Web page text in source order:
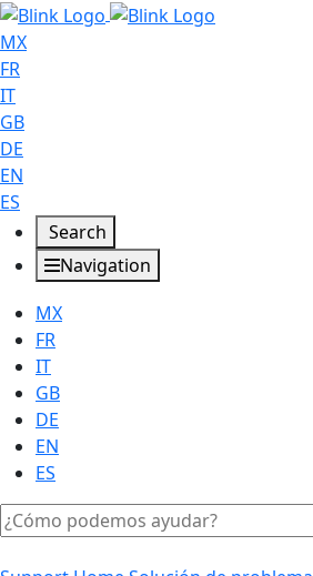
MX
FR
IT
GB
DE
EN
ES
Search
Navigation
MX
FR
IT
GB
DE
EN
ES